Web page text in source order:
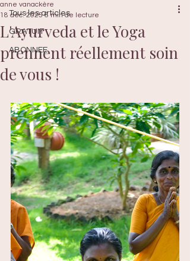
Tous les articles
GRATUIT
ABONNEE
L'Ayurveda et le Yoga
prennent réellement soin
de vous !
anne vanackère
18 déc. 2025 6 min de lecture